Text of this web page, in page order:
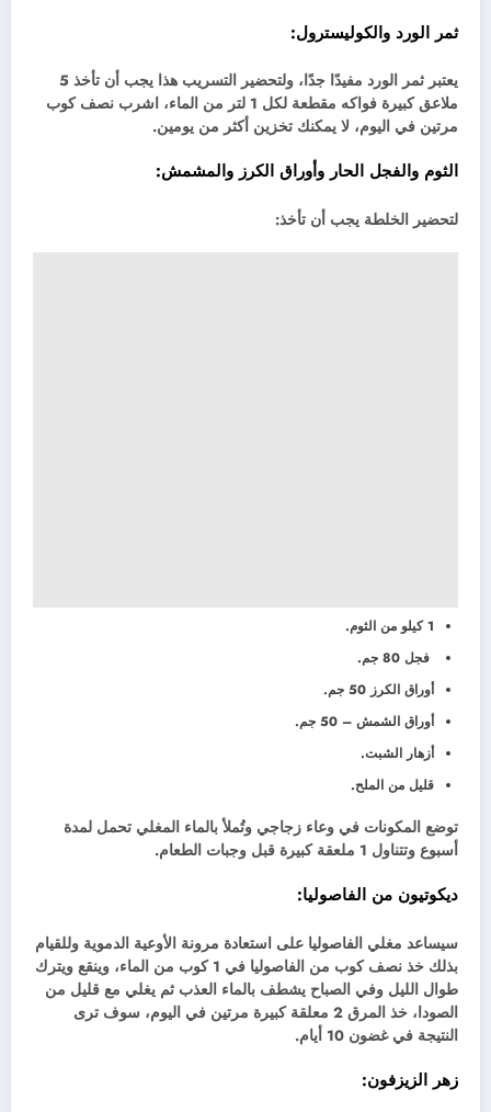
ثمر الورد والكوليسترول:
يعتبر ثمر الورد مفيدًا جدًا، ولتحضير التسريب هذا يجب أن تأخذ 5
ملاعق كبيرة فواكه مقطعة لكل 1 لتر من الماء، اشرب نصف كوب
مرتين في اليوم، لا يمكنك تخزين أكثر من يومين.
الثوم والفجل الحار وأوراق الكرز والمشمش:
لتحضير الخلطة يجب أن تأخذ:
1 كيلو من الثوم.
فجل 80 جم.
أوراق الكرز 50 جم.
أوراق الشمش – 50 جم.
أزهار الشبت.
قليل من الملح.
توضع المكونات في وعاء زجاجي وتُملأ بالماء المغلي تحمل لمدة
أسبوع وتتناول 1 ملعقة كبيرة قبل وجبات الطعام.
ديكوتيون من الفاصوليا:
سيساعد مغلي الفاصوليا على استعادة مرونة الأوعية الدموية وللقيام
بذلك خذ نصف كوب من الفاصوليا في 1 كوب من الماء، وينقع ويترك
طوال الليل وفي الصباح يشطف بالماء العذب ثم يغلي مع قليل من
الصودا، خذ المرق 2 معلقة كبيرة مرتين في اليوم، سوف ترى
النتيجة في غضون 10 أيام.
زهر الزيزفون: